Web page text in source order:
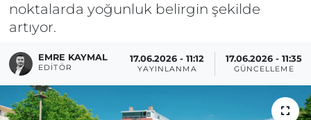
noktalarda yoğunluk belirgin şekilde
artıyor.
EMRE KAYMAL
EDITÖR
17.06.2026 - 11:12
YAYINLANMA
17.06.2026 - 11:35
GÜNCELLEME